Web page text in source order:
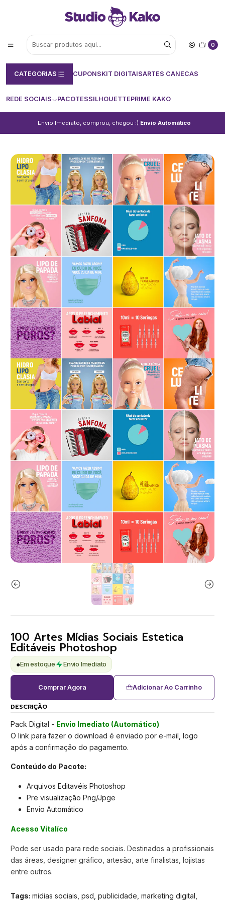
0
CATEGORIAS CUPONSKIT DIGITAISARTES CANECAS
REDE SOCIAIS PACOTESSILHOUETTEPRIME KAKO
Envio Imediato, comprou, chegou :) Envio Automático
100 Artes Mídias Sociais Estetica
Editáveis Photoshop
●Em estoque Envio Imediato
Adicionar Ao Carrinho
Comprar Agora
DESCRIÇÃO
Pack Digital - Envio Imediato (Automático)
O link para fazer o download é enviado por e-mail, logo
após a confirmação do pagamento.
Conteúdo do Pacote:
Arquivos Editavéis Photoshop
Pre visualização Png/Jpge
Envio Automático
Acesso Vitalíco
Pode ser usado para rede sociais. Destinados a profissionais
das áreas, designer gráfico, artesão, arte finalistas, lojistas
entre outros.
Tags: midias sociais, psd, publicidade, marketing digital,